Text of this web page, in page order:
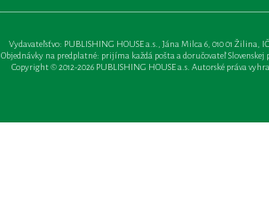
Vydavateľsťvo: PUBLISHING HOUSE a.s., Jána Milca 6, 010 01 Žilina,
Objednávky na predplatné: prijíma každá pošta a doručovateľ
Copyright © 2012-2026 PUBLISHING HOUSE a.s. Autorské práva